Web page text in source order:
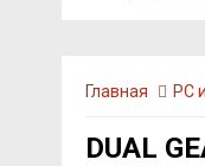
Главная PC
DUAL